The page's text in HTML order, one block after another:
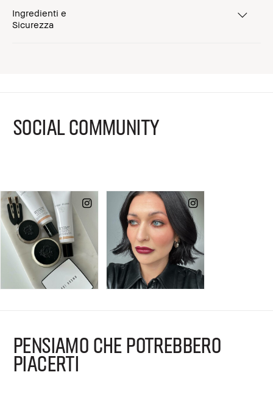
Ingredienti e
Sicurezza
SOCIAL COMMUNITY
PENSIAMO CHE POTREBBERO
PIACERTI